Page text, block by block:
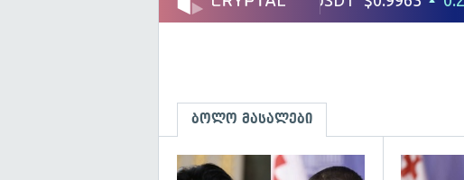
ბოლო მასალები
გადახედვა